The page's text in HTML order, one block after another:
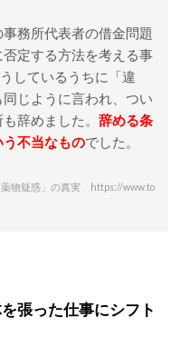
務所代表者の借金問題
定する方法を考える事
しているうちに「違
じように言われ、つい
辞めました。 辞める条
不当なものでした。
薬物疑惑」の真実 https://www.to
張った仕事にシフト